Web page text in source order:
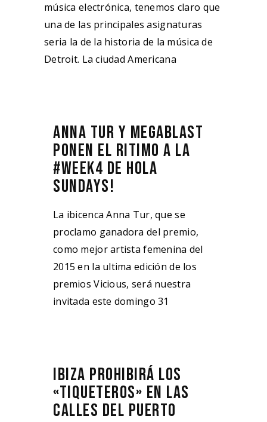
música electrónica, tenemos claro que
una de las principales asignaturas
seria la de la historia de la música de
Detroit. La ciudad Americana
ANNA TUR Y MEGABLAST
PONEN EL RITIMO A LA
#WEEK4 DE HOLA
SUNDAYS!
La ibicenca Anna Tur, que se
proclamo ganadora del premio,
como mejor artista femenina del
2015 en la ultima edición de los
premios Vicious, será nuestra
invitada este domingo 31
IBIZA PROHIBIRÁ LOS
«TIQUETEROS» EN LAS
CALLES DEL PUERTO